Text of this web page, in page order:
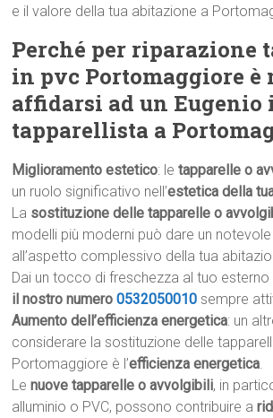
e il valore della tua abitazione a
Perché per riparazione
in pvc Portomaggiore è
affidarsi ad un Eugenio
tapparellista a
Miglioramento estetico: letapparelle o
un ruolo significativo nell’estetica della
La sostituzione delle tapparelle o
modelli più moderni può dare un
all’aspetto complessivo della tua
Dai un tocco di freschezza al tuo
il nostro numero0532050010 sempre
Aumento dell’efficienza energetica: un
considerare la sostituzione delle
Portomaggiore è l’efficienza energetica.
Lenuove tapparelle o avvolgibili, in
alluminio o PVC, possono contribuire a